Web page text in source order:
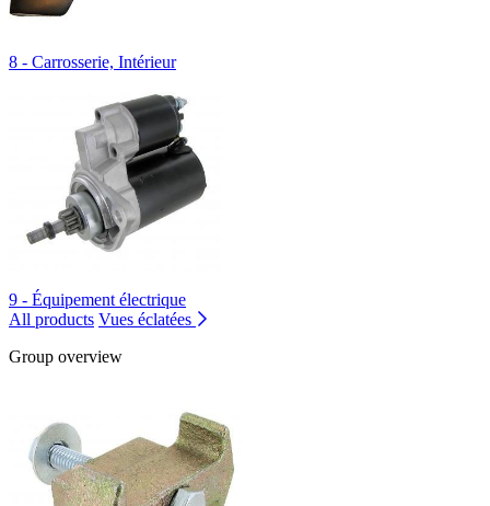
8 - Carrosserie, Intérieur
9 - Équipement électrique
All products Vues éclatées
Group overview